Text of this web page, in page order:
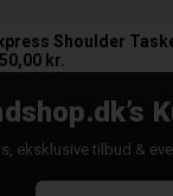
Shoulder
kr.
eksklusive tilbud &